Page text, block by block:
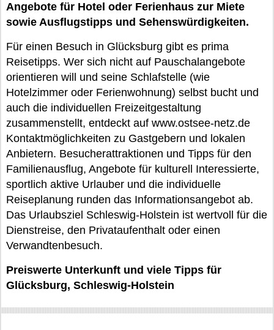
Angebote für Hotel oder Ferienhaus zur Miete
sowie Ausflugstipps und Sehenswürdigkeiten.
Für einen Besuch in Glücksburg gibt es prima
Reisetipps. Wer sich nicht auf Pauschalangebote
orientieren will und seine Schlafstelle (wie
Hotelzimmer oder Ferienwohnung) selbst bucht und
auch die individuellen Freizeitgestaltung
zusammenstellt, entdeckt auf www.ostsee-netz.de
Kontaktmöglichkeiten zu Gastgebern und lokalen
Anbietern. Besucherattraktionen und Tipps für den
Familienausflug, Angebote für kulturell Interessierte,
sportlich aktive Urlauber und die individuelle
Reiseplanung runden das Informationsangebot ab.
Das Urlaubsziel Schleswig-Holstein ist wertvoll für die
Dienstreise, den Privataufenthalt oder einen
Verwandtenbesuch.
Preiswerte Unterkunft und viele Tipps für
Glücksburg, Schleswig-Holstein